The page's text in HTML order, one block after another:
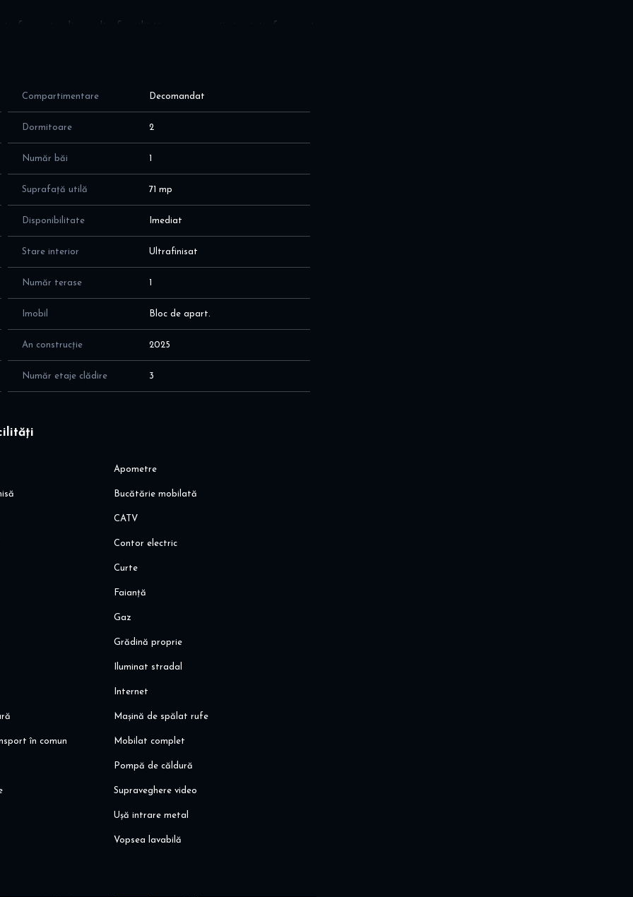
formata din multe familii tinere cu copii si exista frecvent
dupa cum urmeaza:
de relaxare
2 si 3
si racire - climatizare in fiecare camera prin tavan
culoare interior – alb
Bio, jysk, Pepco, DM, Sportissimo, etc)
salon, etc
prestigioase unități de învățământ private, cât și de stat
School, Școala Americana
Compartimentare Decomandat
Dormitoare 2
Număr băi 1
Suprafață utilă 71 mp
Disponibilitate Imediat
Stare interior Ultrafinisat
Număr terase 1
Imobil Bloc de apart.
An construcție 2025
Număr etaje clădire 3
Apometre
Bucătărie mobilată
CATV
Contor electric
Curte
Faianță
Gaz
Grădină proprie
Iluminat stradal
Internet
Mașină de spălat rufe
în comun Mobilat complet
Pompă de căldură
Supraveghere video
Ușă intrare metal
Vopsea lavabilă